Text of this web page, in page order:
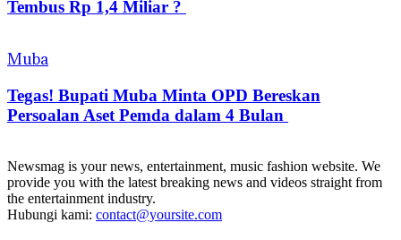
Tembus Rp 1,4 Miliar ?
Muba
Tegas! Bupati Muba Minta OPD Bereskan
Persoalan Aset Pemda dalam 4 Bulan
Newsmag is your news, entertainment, music fashion website. We
provide you with the latest breaking news and videos straight from
the entertainment industry.
Hubungi kami: contact@yoursite.com